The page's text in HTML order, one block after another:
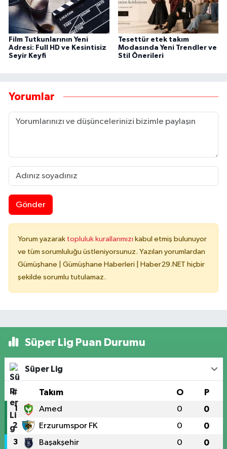
Film Tutkunlarının Yeni
Adresi: Full HD ve Kesintisiz
Seyir Keyfi
Tesettür etek takım
Modasında Yeni Trendler ve
Stil Önerileri
Yorumlar
Gönder
Yorum yazarak topluluk kurallarımızı kabul etmiş bulunuyor
ve tüm sorumluluğu üstleniyorsunuz. Yazılan yorumlardan
Gümüşhane | Gümüşhane Haberleri | Haber29.NET hiçbir
şekilde sorumlu tutulamaz.
Süper Lig Puan Durumu
Süper Lig
# Takım O P
1 Amed 0 0
2 Erzurumspor FK 0 0
3 Başakşehir 0 0